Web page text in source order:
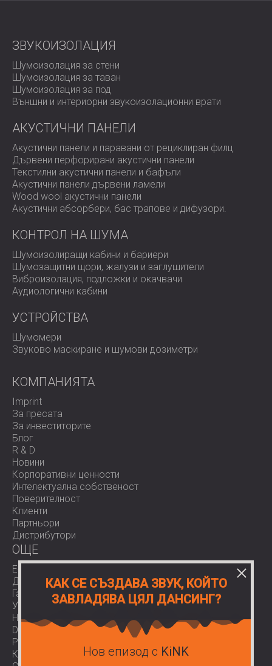
ЗВУКОИЗОЛАЦИЯ
Шумоизолация за стени
Шумоизолация за таван
Шумоизолация за под
Външни и интериорни звукоизолационни врати
АКУСТИЧНИ ПАНЕЛИ
Акустични панели и паравани от рециклиран филц
Дървени перфорирани акустични панели
Текстилни акустични панели и бафъли
Акустични панели дървени ламели
Wood wool акустични панели
Акустични абсорбери, бас трапове и дифузoри.
КОНТРОЛ НА ШУМА
Шумоизолиращи кабини и бариери
Шумозащитни щори, жалузи и заглушители
Виброизолация, подложки и окачвачи
Аудиологични кабини
УСТРОЙСТВА
Шумомери
Звуково маскиране и шумови дозиметри
КОМПАНИЯТА
Imprint
За пресата
За инвеститорите
Блог
R & D
Новини
Корпоративни ценности
Интелектуална собственост
Поверителност
Клиенти
Партньори
Дистрибутори
OЩЕ
E-Shop
Доставки
Гаранции
Условия за ползване
Нормативи
Download area
Работа при нас
Контакти
КАК СЕ СЪЗДАВА ЗВУК, КОЙТО
ЗАВЛАДЯВА ЦЯЛ ДАНСИНГ?
Нов епизод с KiNK